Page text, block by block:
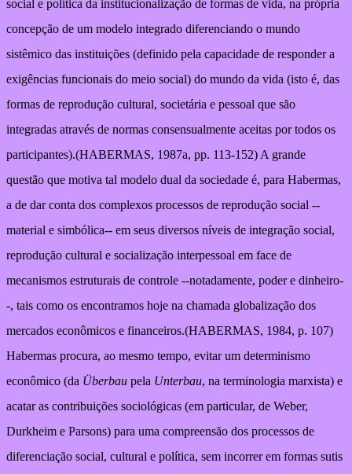
social e política da institucionalização de formas de vida, na própria
concepção de um modelo integrado diferenciando o mundo
sistêmico das instituições (definido pela capacidade de responder a
exigências funcionais do meio social) do mundo da vida (isto é, das
formas de reprodução cultural, societária e pessoal que são
integradas através de normas consensualmente aceitas por todos os
participantes).(HABERMAS, 1987a, pp. 113-152) A grande
questão que motiva tal modelo dual da sociedade é, para Habermas,
a de dar conta dos complexos processos de reprodução social --
material e simbólica-- em seus diversos níveis de integração social,
reprodução cultural e socialização interpessoal em face de
mecanismos estruturais de controle --notadamente, poder e dinheiro-
-, tais como os encontramos hoje na chamada globalização dos
mercados econômicos e financeiros.(HABERMAS, 1984, p. 107)
Habermas procura, ao mesmo tempo, evitar um determinismo
econômico (da Überbau pela Unterbau, na terminologia marxista) e
acatar as contribuições sociológicas (em particular, de Weber,
Durkheim e Parsons) para uma compreensão dos processos de
diferenciação social, cultural e política, sem incorrer em formas sutis